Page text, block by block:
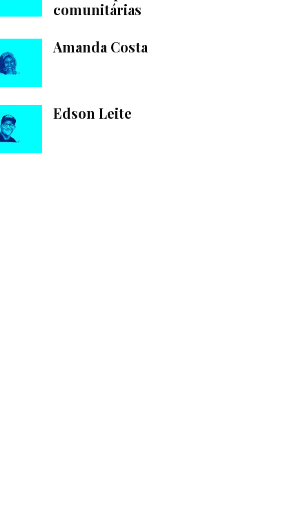
comunitárias
Amanda Costa
Edson Leite